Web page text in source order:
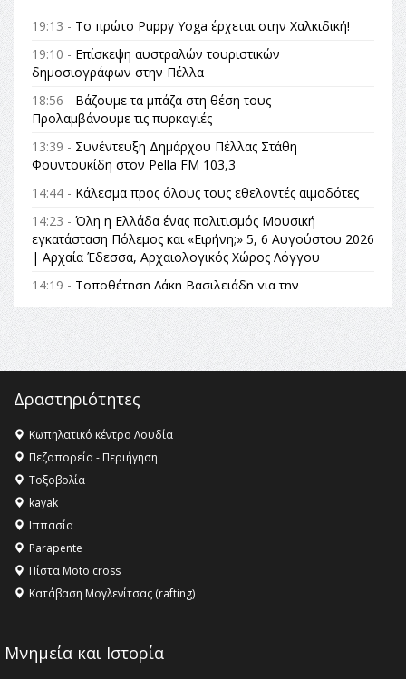
19:13 - Το πρώτο Puppy Yoga έρχεται στην Χαλκιδική!
19:10 - Επίσκεψη αυστραλών τουριστικών
δημοσιογράφων στην Πέλλα
18:56 - Βάζουμε τα μπάζα στη θέση τους –
Προλαμβάνουμε τις πυρκαγιές
13:39 - Συνέντευξη Δημάρχου Πέλλας Στάθη
Φουντουκίδη στον Pella FM 103,3
14:44 - Κάλεσμα προς όλους τους εθελοντές αιμοδότες
14:23 - Όλη η Ελλάδα ένας πολιτισμός Μουσική
εγκατάσταση Πόλεμος και «Ειρήνη;» 5, 6 Αυγούστου 2026
| Αρχαία Έδεσσα, Αρχαιολογικός Χώρος Λόγγου
14:19 - Τοποθέτηση Λάκη Βασιλειάδη για την
θεσμικές διαδικασίες υπάρχει μόνο η ευθύνη απέναντι
στις επόμενες γενιές»
16:35 -Το πρόγραμμα του ΠΑΟΚ στον δεύτερο γύρο του
16:27 - Όλυμπος: Εντάχθηκε στον Κατάλογο Παγκόσμιας
Κληρονομιάς της UNESCO – Ομόφωνη η απόφαση Ο
Όλυμπος αναγνωρίστηκε ως φυσικό και πολιτιστικό
αγαθό εξέχουσας οικουμενικής αξίας για την
ανθρωπότητα
16:18 -
ΣΤΗΝ ΕΔΕΣΣΑ
Δραστηριότητες
Κωπηλατικό κέντρο Λουδία
Πεζοπορεία - Περιήγηση
Τοξοβολία
kayak
Ιππασία
Parapente
Πίστα Moto cross
Κατάβαση Μογλενίτσας (rafting)
Μνημεία και Ιστορία